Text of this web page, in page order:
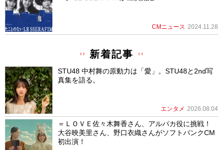
CMニュース 2024.11.28
新着記事
STU48 中村舞の原動力は「愛」。STU48と2nd写
真集を語る。
エンタメ 2026.08.04
＝ＬＯＶＥ佐々木舞香さん、アルパカ役に挑戦！
大谷映美里さん、野口衣織さんがソフトバンクCM
初出演！